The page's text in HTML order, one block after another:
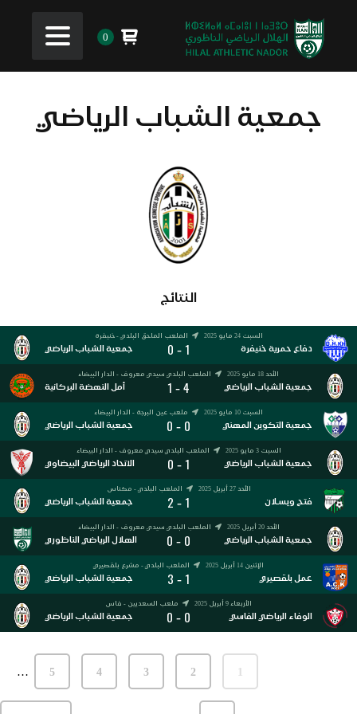
0
جمعية الشباب الرياضي
النتائج
السبت 24 مايو 2025 الملعب الملحق البلدي - خنيفرة
دفاع حمرية خنيفرة 1
-
0 جمعية الشباب الرياضي
الأحد 18 مايو 2025 الملعب البلدي سيدي معروف - الدار البيضاء
جمعية الشباب الرياضي 4
-
1 أمل النهضة البركانية
السبت 10 مايو 2025 ملعب عين البرجة - الدار البيضاء
جمعية التكوين المهني 0
-
0 جمعية الشباب الرياضي
السبت 3 مايو 2025 الملعب البلدي سيدي معروف - الدار البيضاء
جمعية الشباب الرياضي 1
-
0 الاتحاد الرياضي البيضاوي
الأحد 27 أبريل 2025 الملعب البلدي - مكناس
فتح ويسلان 1
-
2 جمعية الشباب الرياضي
الأحد 20 أبريل 2025 الملعب البلدي سيدي معروف - الدار البيضاء
جمعية الشباب الرياضي 0
-
0 الهلال الرياضي الناظوري
الإثنين 14 أبريل 2025 الملعب البلدي - مشرع بلقصيري
عمل بلقصيري 1
-
3 جمعية الشباب الرياضي
الأربعاء 9 أبريل 2025 ملعب السعديين - فاس
الوفاء الرياضي الفاسي 0
-
0 جمعية الشباب الرياضي
1
2
3
4
5
…